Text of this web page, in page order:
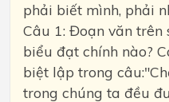
phải biết mình, phải
Câu 1: Đoạn văn trên
biểu đạt chính nào?
biệt lập trong
trong chúng ta đều